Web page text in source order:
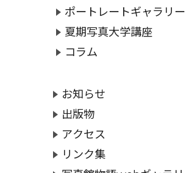
ポートレートギャラリー
夏期写真大学講座
コラム
お知らせ
出版物
アクセス
リンク集